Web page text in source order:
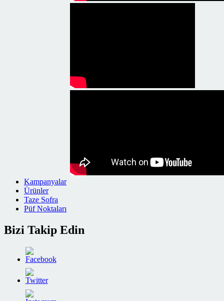
Kampanyalar
Ürünler
Taze Sofra
Püf Noktaları
Bizi Takip Edin